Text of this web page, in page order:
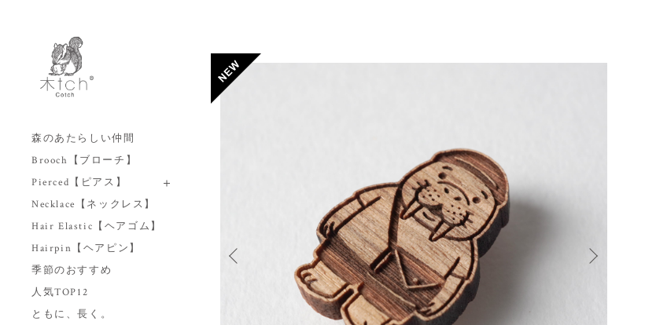
森のあたらしい仲間
Brooch【ブローチ】
Pierced【ピアス】
Necklace【ネックレス】
Hair Elastic【ヘアゴム】
Hairpin【ヘアピン】
季節のおすすめ
人気TOP12
ともに、長く。